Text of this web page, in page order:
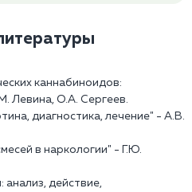
каннабиноидов:
Левина, О.А. Сергеев.
диагностика, лечение" - А.В.
в наркологии" - Г.Ю.
действие,